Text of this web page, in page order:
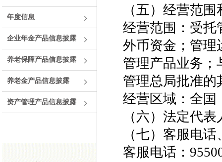
年度信息
企业年金产品信息披露
养老保障产品信息披露
养老金产品信息披露
资产管理产品信息披露
（五）经营范
经营范围： 受托
外币资金；管理
管理产品业务；
管理总局批准的
经营区域：全国
（六）法定代
（七）客服电
客服电话：